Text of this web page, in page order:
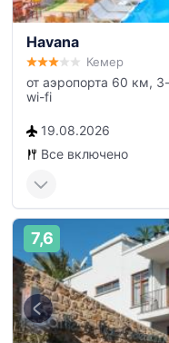
Havana
Кемер
от аэропорта 60 км,
wi-fi
19.08.2026
Все включено
7,6